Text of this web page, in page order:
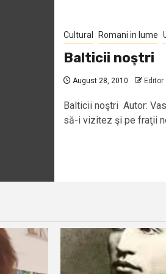
Cultural Romani in lume
Balticii noştri
August 28, 2010 Editor
Balticii noştri Autor:
să-i vizitez şi pe fraţii